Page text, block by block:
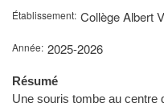
Établissement Collège Albert
Année 2025-2026
Résumé
Une souris tombe au centre